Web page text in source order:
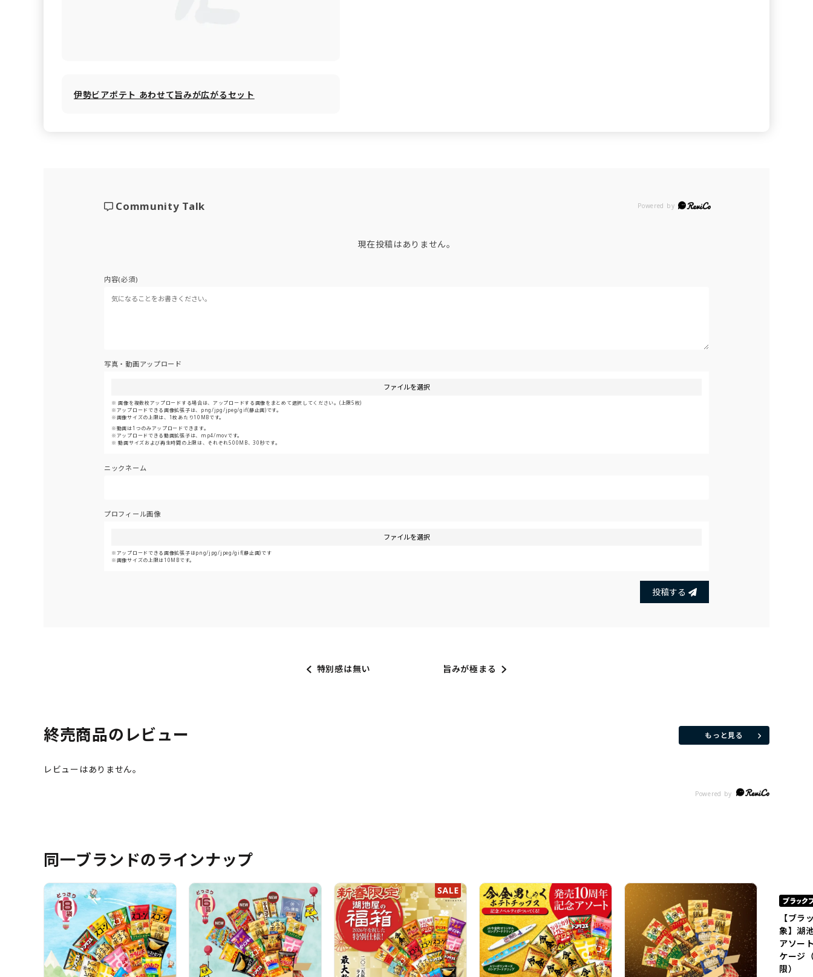
伊勢ビアポテト あわせて旨みが広がるセット
Powered by
Community Talk
現在投稿はありません。
内容(必須)
写真・動画アップロード
ファイルを選択
画像を複数枚アップロードする場合は、アップロードする画像をまとめて選択してください。(上限5枚)
アップロードできる画像拡張子は、png/jpg/jpeg/gif(静止画)です。
画像サイズの上限は、1枚あたり10MBです。
動画は1つのみアップロードできます。
アップロードできる動画拡張子は、mp4/movです。
動画サイズおよび再生時間の上限は、それぞれ500MB、30秒です。
ニックネーム
プロフィール画像
ファイルを選択
アップロードできる画像拡張子はpng/jpg/jpeg/gif(静止画)です
画像サイズの上限は10MBです。
投稿する
特別感は無い 旨みが極まる
終売商品のレビュー もっと見る
同一ブランドのラインナップ
【ブラ
象】湖
アソー
ケージ
限）